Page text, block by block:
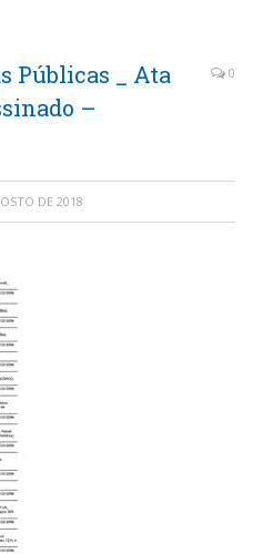
Públicas _ Ata
–
0
DE 2018